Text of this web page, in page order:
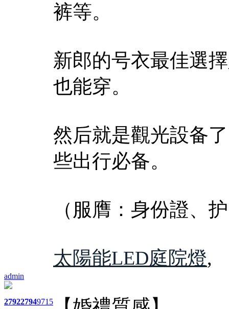
admin
279227949715
裤等。
新郎的号衣最佳選
也能穿。
然后就是觀光設备
些出行必备。
（服膺：身份證、
太陽能LED庭院燈,